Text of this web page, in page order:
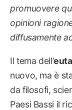
promuovere
opinioni
diffusamente
Il tema dell’
nuovo, ma è
da filosofi,
Paesi Bassi il